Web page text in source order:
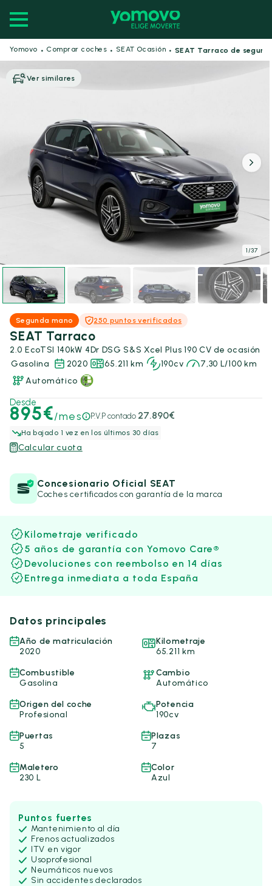
Yomovo · Comprar coches · SEAT Ocasión · SEAT Tarraco de
Ver similares
1/37
Segunda mano 250 puntos verificados
SEAT Tarraco
2.0 EcoTSI 140kW 4Dr DSG S&S Xcel Plus 190 CV de ocasión
Gasolina
2020 65.211 km 190cv
7,30 L/100 km
Automático
Desde
895€/mes P.V.P contado 27.890€
Ha bajado 1 vez en los últimos 30 días
Calcular cuota
Concesionario Oficial SEAT
Coches certificados con garantía de la marca
Kilometraje verificado
5 años de garantía con Yomovo Care®
Devoluciones con reembolso en 14 días
Entrega inmediata a toda España
Datos principales
Año de matriculación
2020
Kilometraje
65.211 km
Combustible
Gasolina
Cambio
Automático
Origen del coche
Profesional
Potencia
190cv
Puertas
5
Plazas
7
Maletero
230 L
Color
Azul
Puntos fuertes
Mantenimiento al día
Frenos actualizados
ITV en vigor
Usoprofesional
Neumáticos nuevos
Sin accidentes declarados